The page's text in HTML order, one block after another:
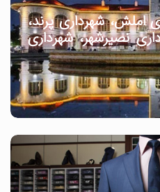
املش، شهرداری پرند،
نصیرشهر، شهرداری